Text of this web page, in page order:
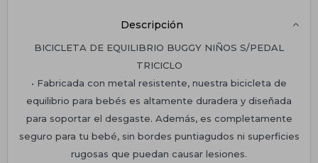
Descripción
BICICLETA DE EQUILIBRIO BUGGY NIÑOS S/PEDAL
TRICICLO
• Fabricada con metal resistente, nuestra bicicleta de
equilibrio para bebés es altamente duradera y diseñada
para soportar el desgaste. Además, es completamente
seguro para tu bebé, sin bordes puntiagudos ni superficies
rugosas que puedan causar lesiones.